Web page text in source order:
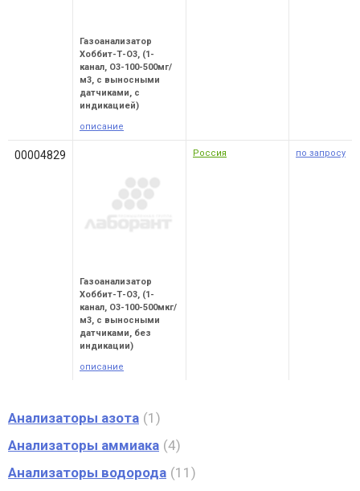
Газоанализатор
Хоббит-Т-О3, (1-
канал, О3-100-500мг/
м3, с выносными
датчиками, с
индикацией)
описание
00004829
Газоанализатор
Хоббит-Т-О3, (1-
канал, О3-100-500мкг/
м3, с выносными
датчиками, без
индикации)
описание
Россия по запросу
Анализаторы азота 1
Анализаторы аммиака 4
Анализаторы водорода 11